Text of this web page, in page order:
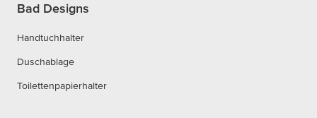
Bad Designs
Handtuchhalter
Duschablage
Toilettenpapierhalter